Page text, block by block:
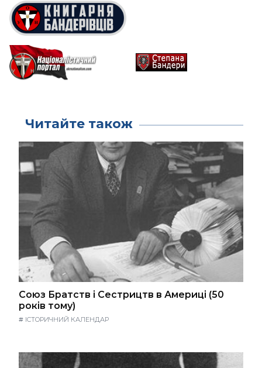
Читайте також
Союз Братств і Сестрицтв в Америці (50
років тому)
# ІСТОРИЧНИЙ КАЛЕНДАР